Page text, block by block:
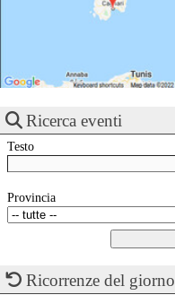
Ricerca eventi
Testo
Provincia
Ricorrenze del giorno